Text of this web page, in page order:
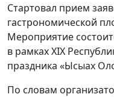
Стартовал прием
гастрономической
Мероприятие
в рамках XIX
праздника «Ысыах
По словам